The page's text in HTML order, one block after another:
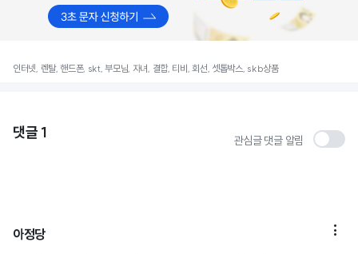
인터넷, 렌탈, 핸드폰, skt, 부모님, 자녀, 결합, 티비, 회선, 셋톱박스, skb상품
댓글 1 관심글 댓글 알림
아정당 